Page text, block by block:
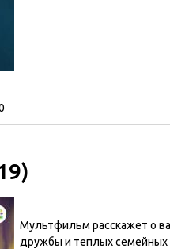
Мультфильм расскажет о
дружбы и теплых семейных